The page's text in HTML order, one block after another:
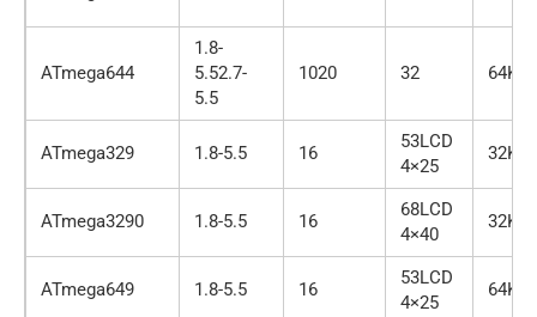
ATmega644
1.8-
5.52.7-
5.5
1020 32 64K
ATmega329 1.8-5.5 16
53LCD
4×25
32K
ATmega3290 1.8-5.5 16
68LCD
4×40
32K
ATmega649 1.8-5.5 16
53LCD
4×25
64K